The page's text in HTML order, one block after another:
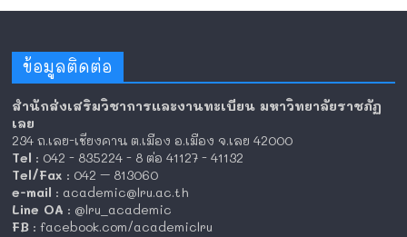
ข้อมูลติดต่อ
สำนักส่งเสริมวิชาการและงานทะเบียน มหาวิทยาลัยราชภัฏ
เลย
234 ถ.เลย-เชียงคาน ต.เมือง อ.เมือง จ.เลย 42000
Tel : 042 - 835224 - 8 ต่อ 41127 - 41132
Tel/Fax : 042 – 813060
e-mail : academic@lru.ac.th
Line OA : @lru_academic
FB : facebook.com/academiclru